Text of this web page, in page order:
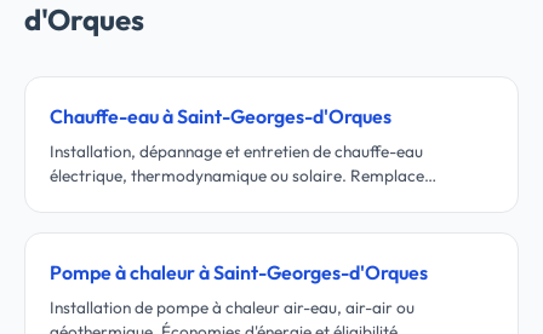
d'Orques
Chauffe-eau à Saint-Georges-d'Orques
Installation, dépannage et entretien de chauffe-eau
électrique, thermodynamique ou solaire. Remplace…
Pompe à chaleur à Saint-Georges-d'Orques
Installation de pompe à chaleur air-eau, air-air ou